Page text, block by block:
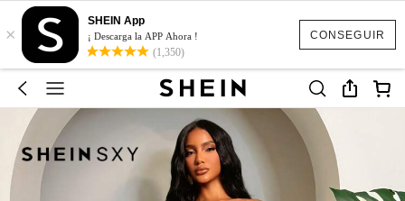
CONSEGUIR
×
SHEIN App
¡ Descarga la APP Ahora !
(1,350)